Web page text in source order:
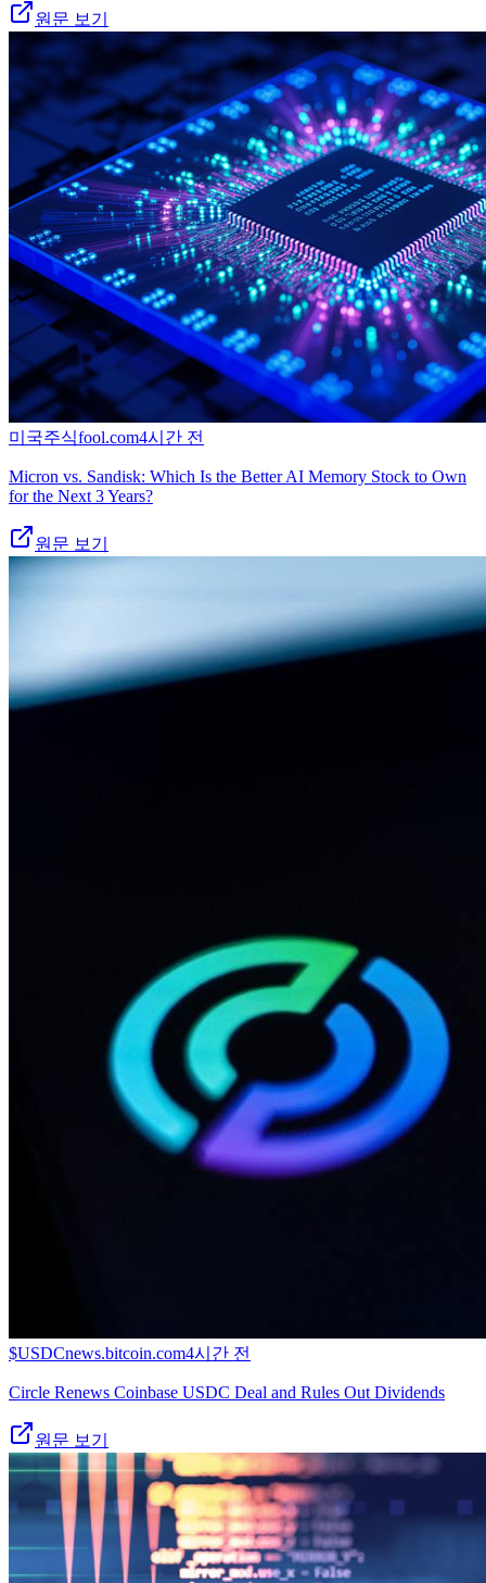
원문 보기
미국주식fool.com4시간 전
Micron vs. Sandisk: Which Is the Better AI Memory Stock to Own
for the Next 3 Years?
원문 보기
$USDCnews.bitcoin.com4시간 전
Circle Renews Coinbase USDC Deal and Rules Out Dividends
원문 보기